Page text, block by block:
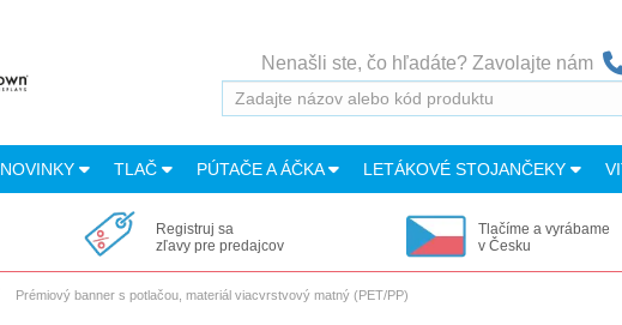
Nenašli ste, čo hľadáte? Zavolajte nám
NOVINKY TLAČ PÚTAČE A ÁČKA LETÁKOVÉ STOJANČEKY
Registruj sa
zľavy pre predajcov
Tlačíme a vyrábame
v Česku
Prémiový banner s potlačou, materiál viacvrstvový matný (PET/PP)